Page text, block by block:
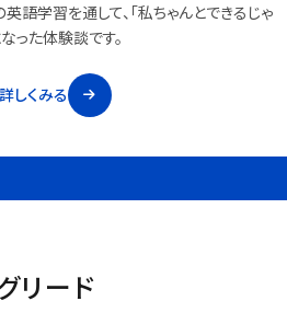
英語学習を通して、「私ちゃんとできるじゃ
った体験談です。
詳しくみる
リード